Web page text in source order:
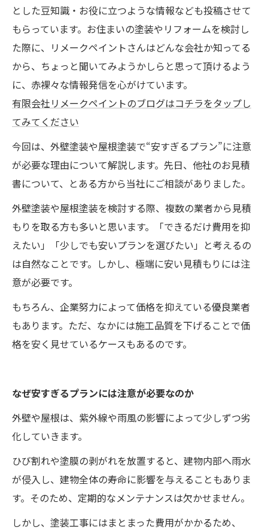
とした豆知識・お役に立つような情報なども投稿させて
もらっています。お住まいの塗装やリフォームを検討し
た際に、リメークペイントさんはどんな会社か知ってる
から、ちょっと聞いてみようかしらと思って頂けるよう
に、赤裸々な情報発信を心がけています。
有限会社リメークペイントのブログはコチラをタップし
てみてください
今回は、外壁塗装や屋根塗装で“安すぎるプラン”に注意
が必要な理由について解説します。先日、他社のお見積
書について、とある方から当社にご相談がありました。
外壁塗装や屋根塗装を検討する際、複数の業者から見積
もりを取る方も多いと思います。「できるだけ費用を抑
えたい」「少しでも安いプランを選びたい」と考えるの
は自然なことです。しかし、極端に安い見積もりには注
意が必要です。
もちろん、企業努力によって価格を抑えている優良業者
もあります。ただ、なかには施工品質を下げることで価
格を安く見せているケースもあるのです。
なぜ安すぎるプランには注意が必要なのか
外壁や屋根は、紫外線や雨風の影響によって少しずつ劣
化していきます。
ひび割れや塗膜の剥がれを放置すると、建物内部へ雨水
が侵入し、建物全体の寿命に影響を与えることもありま
す。そのため、定期的なメンテナンスは欠かせません。
しかし、塗装工事にはまとまった費用がかかるため、